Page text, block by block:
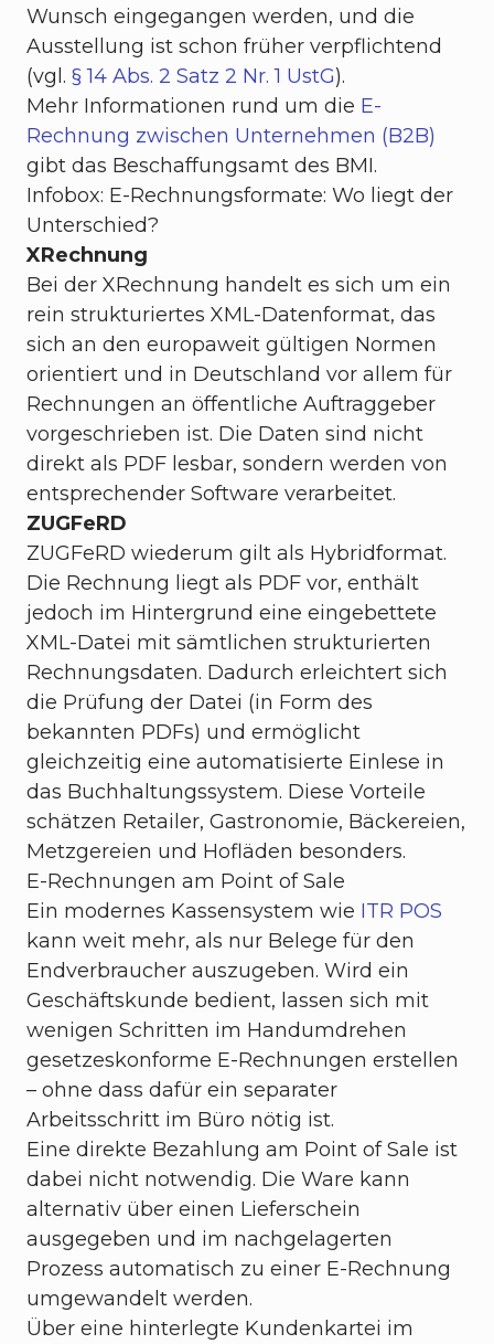
Wunsch eingegangen werden, und die
Ausstellung ist schon früher verpflichtend
(vgl. § 14 Abs. 2 Satz 2 Nr. 1 UstG).
Mehr Informationen rund um die E-
Rechnung zwischen Unternehmen (B2B)
gibt das Beschaffungsamt des BMI.
Infobox: E-Rechnungsformate: Wo liegt der
Unterschied?
XRechnung
Bei der XRechnung handelt es sich um ein
rein strukturiertes XML-Datenformat, das
sich an den europaweit gültigen Normen
orientiert und in Deutschland vor allem für
Rechnungen an öffentliche Auftraggeber
vorgeschrieben ist. Die Daten sind nicht
direkt als PDF lesbar, sondern werden von
entsprechender Software verarbeitet.
ZUGFeRD
ZUGFeRD wiederum gilt als Hybridformat.
Die Rechnung liegt als PDF vor, enthält
jedoch im Hintergrund eine eingebettete
XML-Datei mit sämtlichen strukturierten
Rechnungsdaten. Dadurch erleichtert sich
die Prüfung der Datei (in Form des
bekannten PDFs) und ermöglicht
gleichzeitig eine automatisierte Einlese in
das Buchhaltungssystem. Diese Vorteile
schätzen Retailer, Gastronomie, Bäckereien,
Metzgereien und Hofläden besonders.
E-Rechnungen am Point of Sale
Ein modernes Kassensystem wie ITR POS
kann weit mehr, als nur Belege für den
Endverbraucher auszugeben. Wird ein
Geschäftskunde bedient, lassen sich mit
wenigen Schritten im Handumdrehen
gesetzeskonforme E-Rechnungen erstellen
– ohne dass dafür ein separater
Arbeitsschritt im Büro nötig ist.
Eine direkte Bezahlung am Point of Sale ist
dabei nicht notwendig. Die Ware kann
alternativ über einen Lieferschein
ausgegeben und im nachgelagerten
Prozess automatisch zu einer E-Rechnung
umgewandelt werden.
Über eine hinterlegte Kundenkartei im